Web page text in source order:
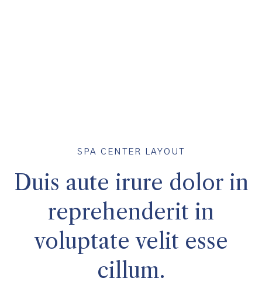
SPA CENTER LAYOUT
Duis aute irure dolor in
reprehenderit in
voluptate velit esse
cillum.